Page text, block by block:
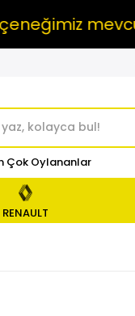
mevcuttur.
Çok Oylananlar
RENAULT